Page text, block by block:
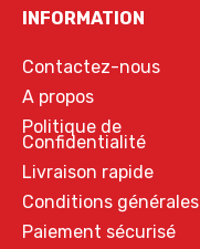
INFORMATION
Contactez-nous
A propos
Politique de
Confidentialité
Livraison rapide
Conditions générales
Paiement sécurisé